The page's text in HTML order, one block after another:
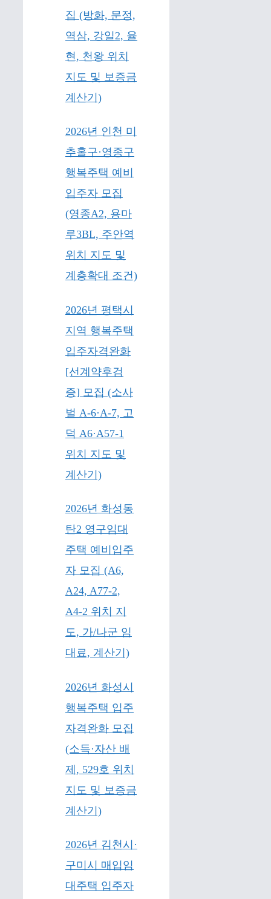
집 (방화, 문정,
역삼, 강일2, 율
현, 천왕 위치
지도 및 보증금
계산기)
2026년 인천 미
추홀구·영종구
행복주택 예비
입주자 모집
(영종A2, 용마
루3BL, 주안역
위치 지도 및
계층확대 조건)
2026년 평택시
지역 행복주택
입주자격완화
[선계약후검
증] 모집 (소사
벌 A-6·A-7, 고
덕 A6·A57-1
위치 지도 및
계산기)
2026년 화성동
탄2 영구임대
주택 예비입주
자 모집 (A6,
A24, A77-2,
A4-2 위치 지
도, 가/나군 임
대료, 계산기)
2026년 화성시
행복주택 입주
자격완화 모집
(소득·자산 배
제, 529호 위치
지도 및 보증금
계산기)
2026년 김천시·
구미시 매입임
대주택 입주자